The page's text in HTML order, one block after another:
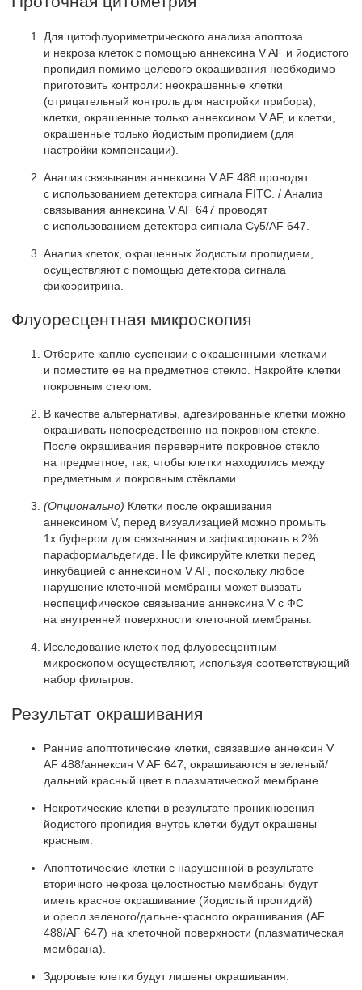
Для цитофлуориметрического анализа апоптоза
и некроза клеток с помощью аннексина V AF и йодистого
пропидия помимо целевого окрашивания необходимо
приготовить контроли: неокрашенные клетки
(отрицательный контроль для настройки прибора);
клетки, окрашенные только аннексином V AF, и клетки,
окрашенные только йодистым пропидием (для
настройки компенсации).
Анализ связывания аннексина V AF 488 проводят
с использованием детектора сигнала FITC. / Анализ
связывания аннексина V AF 647 проводят
с использованием детектора сигнала Cy5/AF 647.
Анализ клеток, окрашенных йодистым пропидием,
осуществляют с помощью детектора сигнала
фикоэритрина.
Флуоресцентная микроскопия
Отберите каплю суспензии с окрашенными клетками
и поместите ее на предметное стекло. Накройте клетки
покровным стеклом.
В качестве альтернативы, адгезированные клетки можно
окрашивать непосредственно на покровном стекле.
После окрашивания переверните покровное стекло
на предметное, так, чтобы клетки находились между
предметным и покровным стёклами.
(Опционально) Клетки после окрашивания
аннексином V, перед визуализацией можно промыть
1х буфером для связывания и зафиксировать в 2%
параформальдегиде. Не фиксируйте клетки перед
инкубацией с аннексином V AF, поскольку любое
нарушение клеточной мембраны может вызвать
неспецифическое связывание аннексина V с ФС
на внутренней поверхности клеточной мембраны.
Исследование клеток под флуоресцентным
микроскопом осуществляют, используя соответствующий
набор фильтров.
Результат окрашивания
Ранние апоптотические клетки, связавшие аннексин V
AF 488/аннексин V AF 647, окрашиваются в зеленый/
дальний красный цвет в плазматической мембране.
Некротические клетки в результате проникновения
йодистого пропидия внутрь клетки будут окрашены
красным.
Апоптотические клетки с нарушенной в результате
вторичного некроза целостностью мембраны будут
иметь красное окрашивание (йодистый пропидий)
и ореол зеленого/дальне-красного окрашивания (AF
488/AF 647) на клеточной поверхности (плазматическая
мембрана).
Здоровые клетки будут лишены окрашивания.